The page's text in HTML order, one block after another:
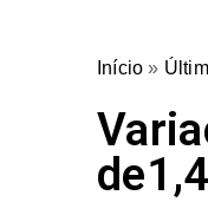
Início »